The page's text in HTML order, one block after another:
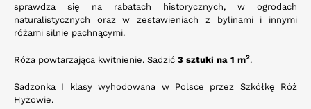
sprawdza się na rabatach historycznych, w ogrodach
naturalistycznych oraz w zestawieniach z bylinami i innymi
różami silnie pachnącymi.
Róża powtarzająca kwitnienie. Sadzić 3 sztuki na 1 m2.
Sadzonka I klasy wyhodowana w Polsce przez Szkółkę Róż
Hyżowie.